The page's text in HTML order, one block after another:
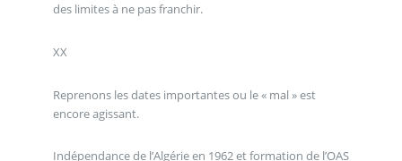
des limites à ne pas franchir.
XX
Reprenons les dates importantes ou le « mal » est
encore agissant.
Indépendance de l’Algérie en 1962 et formation de l’OAS